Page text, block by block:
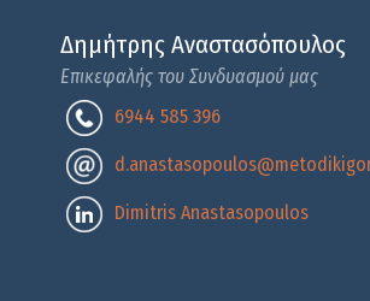
Δημήτρης Αναστασόπουλος
Επικεφαλής του Συνδυασμού μας
6944 585 396
Dimitris Anastasopoulos